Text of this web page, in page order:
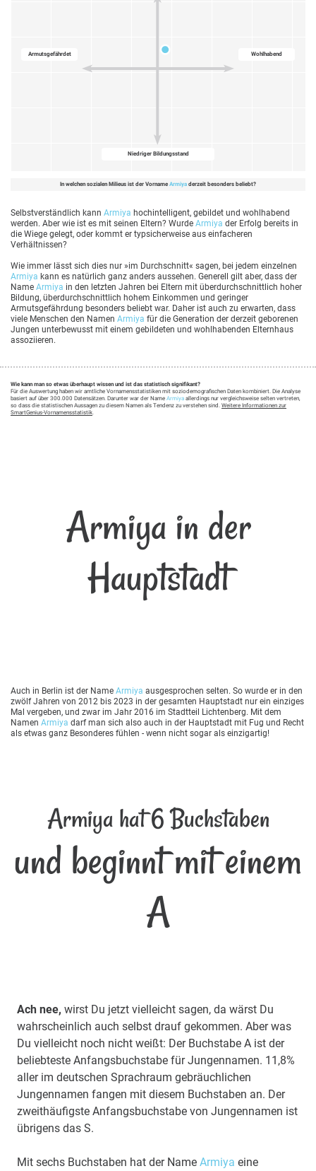
Wohlhabend
Niedriger Bildungsstand
Armutsgefährdet
In welchen sozialen Milieus ist der Vorname Armiya derzeit besonders beliebt?
Selbstverständlich kann Armiya hochintelligent, gebildet und wohlhabend
werden. Aber wie ist es mit seinen Eltern? Wurde Armiya der Erfolg bereits in
die Wiege gelegt, oder kommt er typsicherweise aus einfacheren
Verhältnissen?
Wie immer lässt sich dies nur »im Durchschnitt« sagen, bei jedem einzelnen
Armiya kann es natürlich ganz anders aussehen. Generell gilt aber, dass der
Name Armiya in den letzten Jahren bei Eltern mit überdurchschnittlich hoher
Bildung, überdurchschnittlich hohem Einkommen und geringer
Armutsgefährdung besonders beliebt war. Daher ist auch zu erwarten, dass
viele Menschen den Namen Armiya für die Generation der derzeit geborenen
Jungen unterbewusst mit einem gebildeten und wohlhabenden Elternhaus
assoziieren.
Wie kann man so etwas überhaupt wissen und ist das statistisch signifikant?
Für die Auswertung haben wir amtliche Vornamensstatistiken mit soziodemografischen Daten kombiniert. Die Analyse
basiert auf über 300.000 Datensätzen. Darunter war der Name Armiya allerdings nur vergleichsweise selten vertreten,
so dass die statistischen Aussagen zu diesem Namen als Tendenz zu verstehen sind. Weitere Informationen zur
SmartGenius-Vornamensstatistik.
Armiya in der
Hauptstadt
Auch in Berlin ist der Name Armiya ausgesprochen selten. So wurde er in den
zwölf Jahren von 2012 bis 2023 in der gesamten Hauptstadt nur ein einziges
Mal vergeben, und zwar im Jahr 2016 im Stadtteil Lichtenberg. Mit dem
Namen Armiya darf man sich also auch in der Hauptstadt mit Fug und Recht
als etwas ganz Besonderes fühlen - wenn nicht sogar als einzigartig!
Armiya hat 6 Buchstaben
und beginnt mit einem
A
Ach nee, wirst Du jetzt vielleicht sagen, da wärst Du
wahrscheinlich auch selbst drauf gekommen. Aber was
Du vielleicht noch nicht weißt: Der Buchstabe A ist der
beliebteste Anfangsbuchstabe für Jungennamen. 11,8%
aller im deutschen Sprachraum gebräuchlichen
Jungennamen fangen mit diesem Buchstaben an. Der
zweithäufigste Anfangsbuchstabe von Jungennamen ist
übrigens das S.
Mit sechs Buchstaben hat der Name Armiya eine